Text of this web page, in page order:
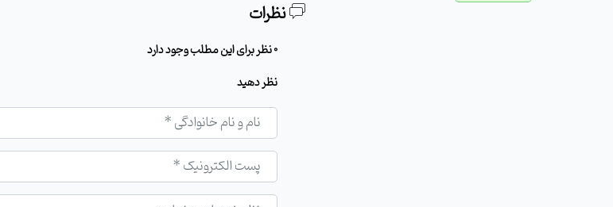
0 نظر برای این مطلب وجود دارد
نظر دهید